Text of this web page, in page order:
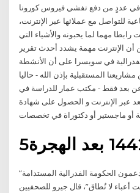
في عددٍ من دفع تفشي فيروس كورونا
للتواصل مع عملائها عبر الإنترنت،
مهما لما يحبونه والأشياء التي
أن الإنترنت مهمة يشدد أحدث تقرير
في سويسرا على أن الأنشطة
المستقبلية بإذن الله - حاليا
عن بعد فقط - مكتب عمار للدراسة في
عبر الإنترنت و الحصول على شهادة
أو ماجستير أو دكتوراة في تخصصات
“نفس دافعي الضرائب هم من يدعمون الحكومة الفدرالية المستدامة
أعباء لا تُطاق”، قال جيرو للصحفيين